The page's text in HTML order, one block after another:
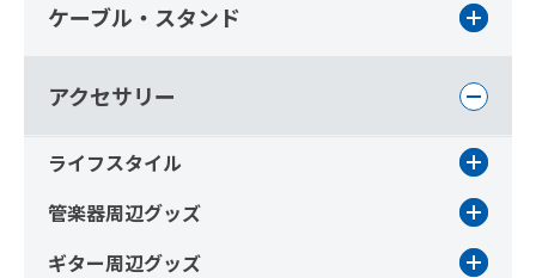
ケーブル・スタンド
アクセサリー
ライフスタイル
管楽器周辺グッズ
ギター周辺グッズ